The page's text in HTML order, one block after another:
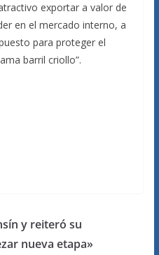
exportar a valor de
en el mercado interno, a
para proteger el
barril criollo”.
y reiteró su
nueva etapa»